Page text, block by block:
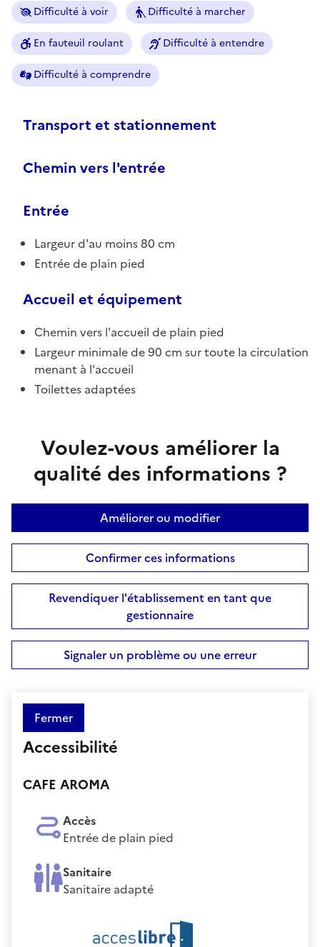
Difficulté à voir Difficulté à marcher
En fauteuil roulant Difficulté à entendre
Difficulté à comprendre
Transport et stationnement
Chemin vers l'entrée
Entrée
Largeur d'au moins 80 cm
Entrée de plain pied
Accueil et équipement
Chemin vers l'accueil de plain pied
Largeur minimale de 90 cm sur toute la circulation
menant à l'accueil
Toilettes adaptées
Voulez-vous améliorer la
qualité des informations ?
Améliorer ou modifier
Confirmer ces informations
Revendiquer l'établissement en tant que
gestionnaire
Signaler un problème ou une erreur
Fermer
Accessibilité
CAFE AROMA
Accès
Entrée de plain pied
Sanitaire
Sanitaire adapté